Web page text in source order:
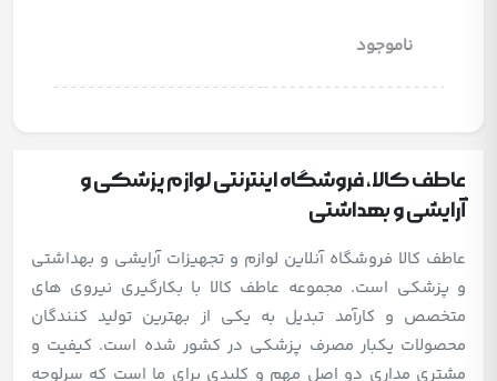
ناموجود
عاطف کالا، فروشگاه اینترنتی لوازم پزشکی و
آرایشی و بهداشتی
عاطف کالا فروشگاه آنلاین لوازم و تجهیزات آرایشی و بهداشتی
و پزشکی است. مجموعه عاطف کالا با بکارگیری نیروی های
متخصص و کارآمد تبدیل به یکی از بهترین تولید کنندگان
محصولات یکبار مصرف پزشکی در کشور شده است. کیفیت و
مشتری مداری دو اصل مهم و کلیدی برای ما است که سرلوحه